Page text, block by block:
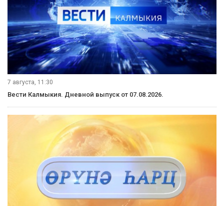
7 августа, 11:30
Вести Калмыкия. Дневной выпуск от 07.08.2026.